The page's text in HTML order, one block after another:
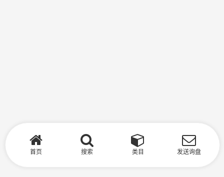
首页 搜索 类目 发送询盘